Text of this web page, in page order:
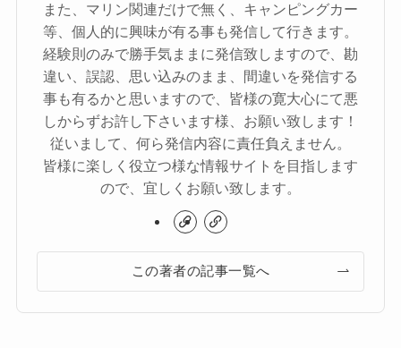
また、マリン関連だけで無く、キャンピングカー
等、個人的に興味が有る事も発信して行きます。
経験則のみで勝手気ままに発信致しますので、勘
違い、誤認、思い込みのまま、間違いを発信する
事も有るかと思いますので、皆様の寛大心にて悪
しからずお許し下さいます様、お願い致します！
従いまして、何ら発信内容に責任負えません。
皆様に楽しく役立つ様な情報サイトを目指します
ので、宜しくお願い致します。
この著者の記事一覧へ